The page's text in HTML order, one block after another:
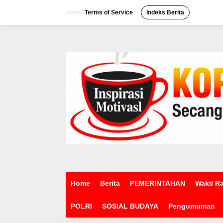
Terms of Service Indeks Berita
Home Berita PEMERINTAHAN Wakil
POLRI SOSIAL BUDAYA Pengumuman